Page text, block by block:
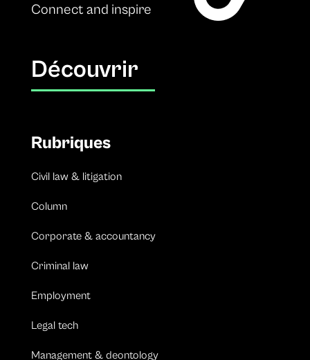
Connect and inspire
Découvrir
Rubriques
Civil law & litigation
Column
Corporate & accountancy
Criminal law
Employment
Legal tech
Management & deontology